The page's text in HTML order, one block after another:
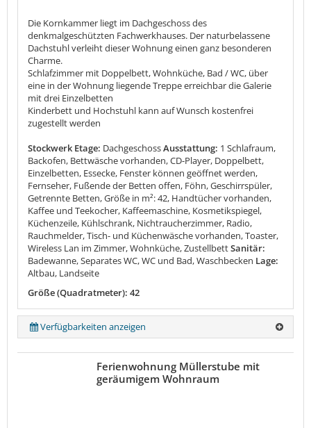
Die Kornkammer liegt im Dachgeschoss des
denkmalgeschützten Fachwerkhauses. Der naturbelassene
Dachstuhl verleiht dieser Wohnung einen ganz besonderen
Charme.
Schlafzimmer mit Doppelbett, Wohnküche, Bad / WC, über
eine in der Wohnung liegende Treppe erreichbar die Galerie
mit drei Einzelbetten
Kinderbett und Hochstuhl kann auf Wunsch kostenfrei
zugestellt werden
Stockwerk Etage: DachgeschossAusstattung: 1 Schlafraum,
Backofen, Bettwäsche vorhanden, CD-Player, Doppelbett,
Einzelbetten, Essecke, Fenster können geöffnet werden,
Fernseher, Fußende der Betten offen, Föhn, Geschirrspüler,
Getrennte Betten, Größe in m²: 42, Handtücher vorhanden,
Kaffee und Teekocher, Kaffeemaschine, Kosmetikspiegel,
Küchenzeile, Kühlschrank, Nichtraucherzimmer, Radio,
Rauchmelder, Tisch- und Küchenwäsche vorhanden, Toaster,
Wireless Lan im Zimmer, Wohnküche, ZustellbettSanitär:
Badewanne, Separates WC, WC und Bad, Waschbecken Lage:
Altbau, Landseite
Größe (Quadratmeter): 42
Verfügbarkeiten anzeigen
Ferienwohnung Müllerstube mit
geräumigem Wohnraum